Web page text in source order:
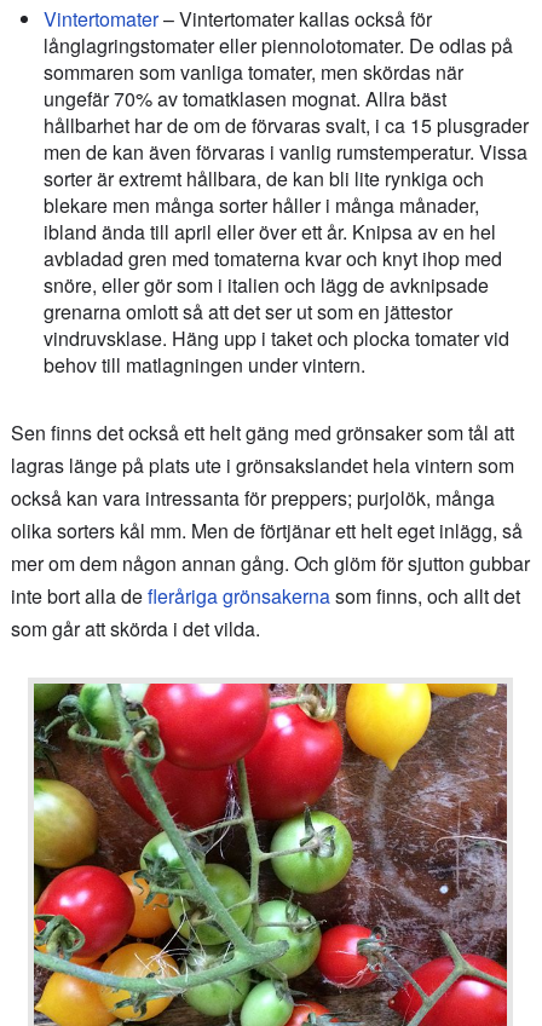
Vintertomater– Vintertomater kallas också för
långlagringstomater eller piennolotomater. De odlas på
sommaren som vanliga tomater, men skördas när
ungefär 70% av tomatklasen mognat. Allra bäst
hållbarhet har de om de förvaras svalt, i ca 15 plusgrader
men de kan även förvaras i vanlig rumstemperatur. Vissa
sorter är extremt hållbara, de kan bli lite rynkiga och
blekare men många sorter håller i många månader,
ibland ända till april eller över ett år. Knipsa av en hel
avbladad gren med tomaterna kvar och knyt ihop med
snöre, eller gör som i italien och lägg de avknipsade
grenarna omlott så att det ser ut som en jättestor
vindruvsklase. Häng upp i taket och plocka tomater vid
behov till matlagningen under vintern.
Sen finns det också ett helt gäng med grönsaker som tål att
lagras länge på plats ute i grönsakslandet hela vintern som
också kan vara intressanta för preppers; purjolök, många
olika sorters kål mm. Men de förtjänar ett helt eget inlägg, så
mer om dem någon annan gång. Och glöm för sjutton gubbar
inte bort alla defleråriga grönsakernasom finns, och allt det
som går att skörda i det vilda.